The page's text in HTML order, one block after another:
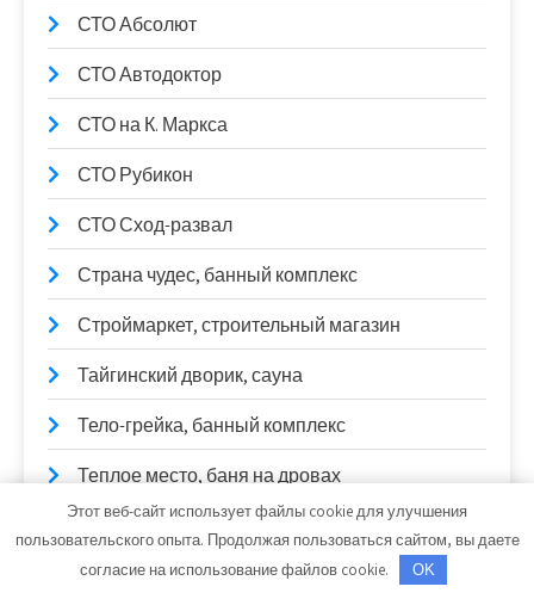
СТО Абсолют
СТО Автодоктор
СТО на К. Маркса
СТО Рубикон
СТО Сход-развал
Страна чудес, банный комплекс
Строймаркет, строительный магазин
Тайгинский дворик, сауна
Тело-грейка, банный комплекс
Теплое место, баня на дровах
Терминал-АвтоПлюс
Этот веб-сайт использует файлы cookie для улучшения
пользовательского опыта. Продолжая пользоваться сайтом, вы даете
согласие на использование файлов cookie.
OK